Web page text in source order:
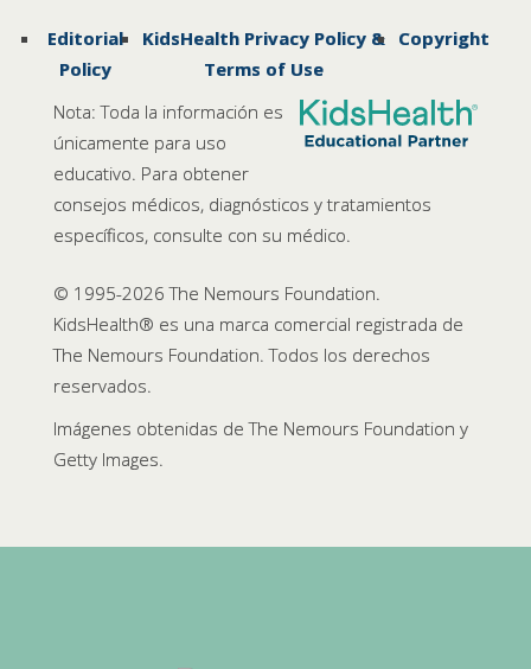
Editorial
Policy
KidsHealth Privacy Policy &
Terms of Use
Copyright
Nota: Toda la información es
únicamente para uso
educativo. Para obtener
consejos médicos, diagnósticos y tratamientos
específicos, consulte con su médico.
© 1995-2026 The Nemours Foundation.
KidsHealth® es una marca comercial registrada de
The Nemours Foundation. Todos los derechos
reservados.
Imágenes obtenidas de The Nemours Foundation y
Getty Images.